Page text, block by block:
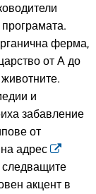
ферма,
от А до
и
забавление
от
адрес
следващите
акцент в